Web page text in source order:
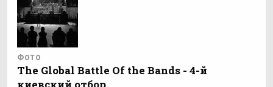
ФОТО
The Global Battle Of the Bands - 4-й